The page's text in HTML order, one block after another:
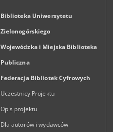
Biblioteka Uniwersytetu
Zielonogórskiego
Wojewódzka i Miejska Biblioteka
Publiczna
Federacja Bibliotek Cyfrowych
Uczestnicy Projektu
Opis projektu
Dla autorów i wydawców